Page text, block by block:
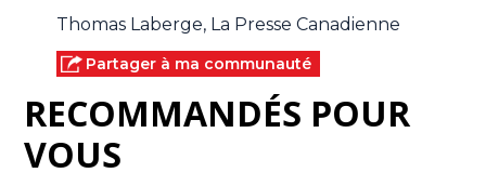
Thomas Laberge, La Presse Canadienne
Partager à ma communauté
RECOMMANDÉS POUR
VOUS